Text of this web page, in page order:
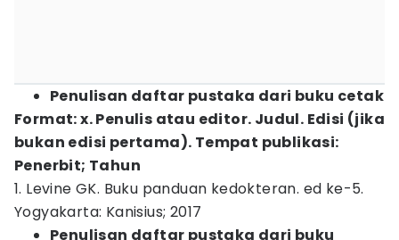
Penulisan daftar pustaka dari buku cetak
Format: x. Penulis atau editor. Judul. Edisi (jika
bukan edisi pertama). Tempat publikasi:
Penerbit; Tahun
1. Levine GK. Buku panduan kedokteran. ed ke-5.
Yogyakarta: Kanisius; 2017
Penulisan daftar pustaka dari buku